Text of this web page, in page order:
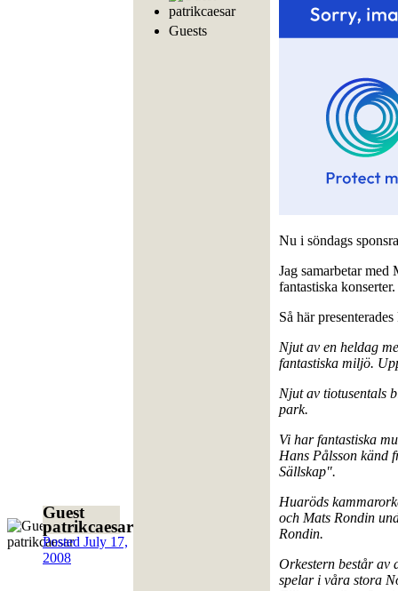
Guest
patrikcaesar
Posted July 17,
2008
Guests
Nu i söndags
Jag samarbetar med
fantastiska konserter.
Så här
Njut av en heldag
fantastiska miljö.
Njut av tiotusentals
park.
Vi har fantastiska
Hans Pålsson känd
Sällskap".
Huaröds
och Mats Rondin
Rondin.
Orkestern består av
spelar i våra stora